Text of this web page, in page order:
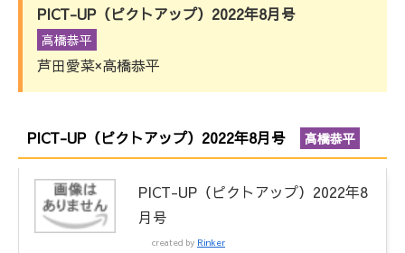
PICT-UP（ピクトアップ）2022年8月号
高橋恭平
芦田愛菜×高橋恭平
PICT-UP（ピクトアップ）2022年8月号 高橋恭平
PICT-UP（ピクトアップ）2022年8
月号
created by Rinker